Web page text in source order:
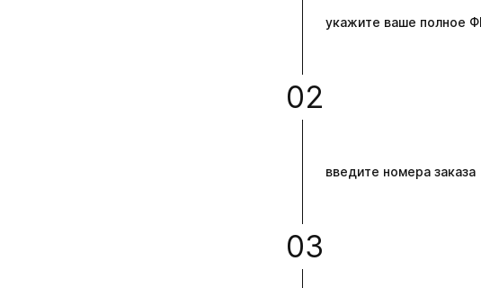
укажите ваше полное
02
введите номера заказа
03